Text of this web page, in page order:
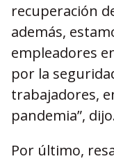
recuperación
además,
empleadores
por la
trabajadores,
pandemia”,
Por último,